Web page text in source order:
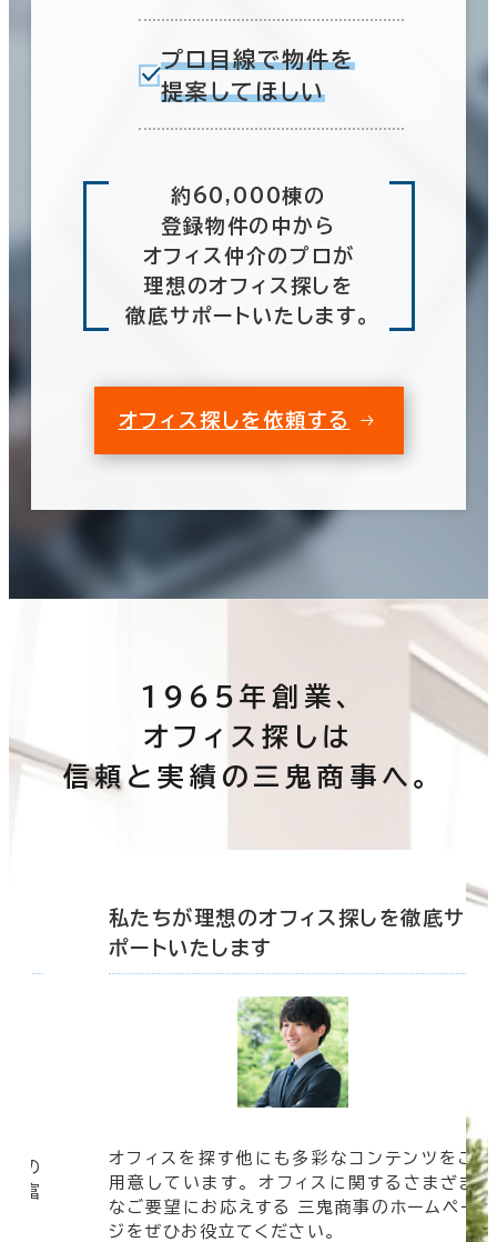
プロ目線で物件を
提案してほしい
約60,000棟の
登録物件の中から
オフィス仲介のプロが
理想のオフィス探しを
徹底サポートいたします。
オフィス探しを依頼する
1965年創業、
オフィス探しは
信頼と実績の三鬼商事へ。
の
豊富
私たちが理想のオフィス探しを徹底サ
ポートいたします
オフィスを探す他にも多彩なコンテンツをご
用意しています。 オフィスに関するさまざま
なご要望にお応えする 三鬼商事のホームペー
ジをぜひお役立てください。